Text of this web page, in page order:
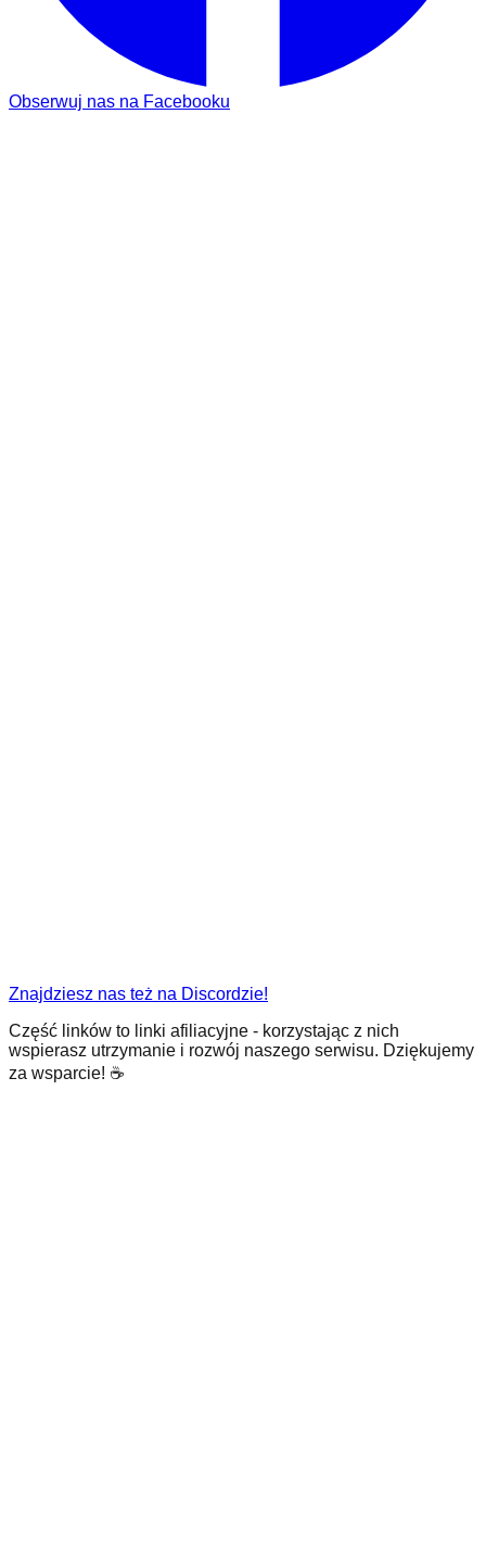
Obserwuj nas na Facebooku
Znajdziesz nas też na Discordzie!
Część linków to linki afiliacyjne - korzystając z nich
wspierasz utrzymanie i rozwój naszego serwisu. Dziękujemy
za wsparcie! ☕